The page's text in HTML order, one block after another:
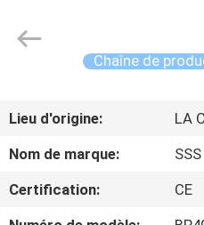
LA
MAISON
PRODUITS
Machinery
Technology
Chaîne de
Lieu d'origine:
LA
Nom de marque:
SSS
Certification:
CE